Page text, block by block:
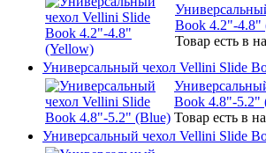
Book 4.2"-4.8"
Товар есть в
Универсальный чехол Vellini Slide
Book 4.8"-5.2"
Товар есть в
Универсальный чехол Vellini Slide